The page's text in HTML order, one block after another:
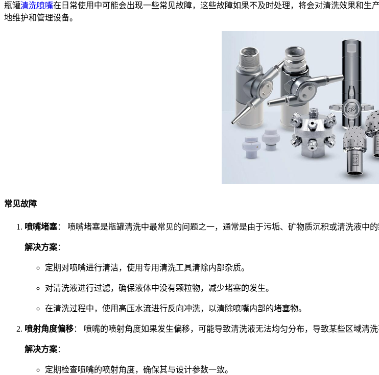
瓶罐清洗喷嘴在日常使用中可能会出现一些常见故障，这些故障如果不及时处理，将会对清洗效果和
地维护和管理设备。
常见故障
喷嘴堵塞： 喷嘴堵塞是瓶罐清洗中最常见的问题之一，通常是由于污垢、矿物质沉积或清洗液中
解决方案：
定期对喷嘴进行清洁，使用专用清洗工具清除内部杂质。
对清洗液进行过滤，确保液体中没有颗粒物，减少堵塞的发生。
在清洗过程中，使用高压水流进行反向冲洗，以清除喷嘴内部的堵塞物。
喷射角度偏移： 喷嘴的喷射角度如果发生偏移，可能导致清洗液无法均匀分布，导致某些区域清洗
解决方案：
定期检查喷嘴的喷射角度，确保其与设计参数一致。